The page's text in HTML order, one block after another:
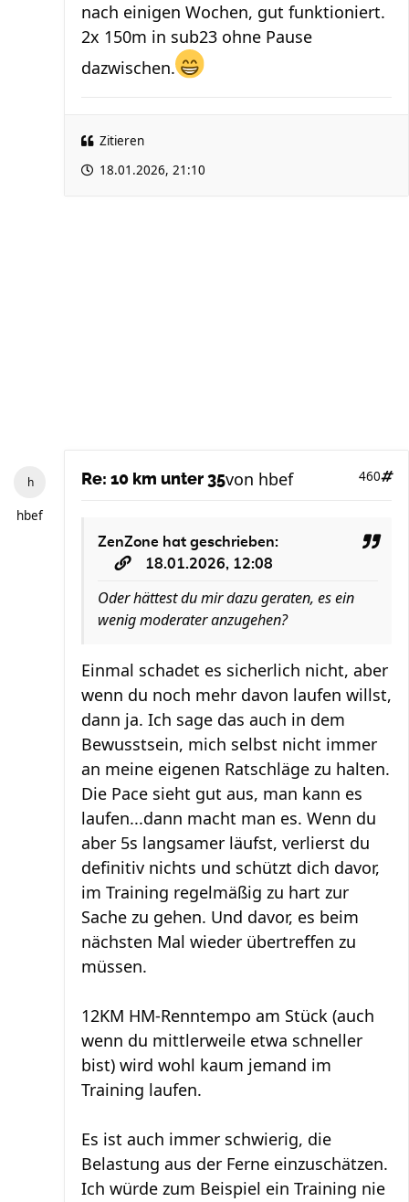
nach einigen Wochen, gut funktioniert.
2x 150m in sub23 ohne Pause
dazwischen.
Zitieren
18.01.2026, 21:10
hbef
Re: 10 km unter 35 460
von hbef
ZenZone hat geschrieben:
18.01.2026, 12:08
Oder hättest du mir dazu geraten, es ein
wenig moderater anzugehen?
Einmal schadet es sicherlich nicht, aber
wenn du noch mehr davon laufen willst,
dann ja. Ich sage das auch in dem
Bewusstsein, mich selbst nicht immer
an meine eigenen Ratschläge zu halten.
Die Pace sieht gut aus, man kann es
laufen...dann macht man es. Wenn du
aber 5s langsamer läufst, verlierst du
definitiv nichts und schützt dich davor,
im Training regelmäßig zu hart zur
Sache zu gehen. Und davor, es beim
nächsten Mal wieder übertreffen zu
müssen.
12KM HM-Renntempo am Stück (auch
wenn du mittlerweile etwa schneller
bist) wird wohl kaum jemand im
Training laufen.
Es ist auch immer schwierig, die
Belastung aus der Ferne einzuschätzen.
Ich würde zum Beispiel ein Training nie